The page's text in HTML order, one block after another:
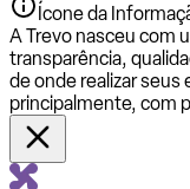
Ícone da
A Trevo nasceu com
transparência,
de onde realizar
principalmente, com